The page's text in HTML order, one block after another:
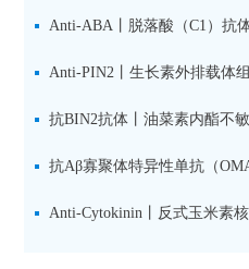
键抑制因子
Anti-ABA丨脱落酸（C1）抗
储存库
Anti-PIN2丨生长素外排载体
设计方案
抗BIN2抗体丨油菜素内酯不
究数据特异性
抗Aβ寡聚体特异性单抗（
活细胞实验
Anti-Cytokinin丨反式玉米素